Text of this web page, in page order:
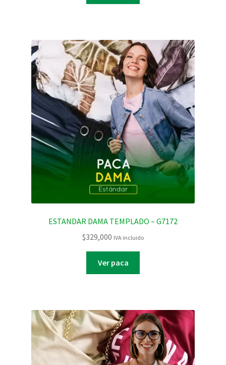
ESTANDAR DAMA TEMPLADO – G7172
$329,000 IVA incluido
Ver paca